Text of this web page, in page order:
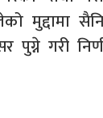
मुद्दामा
गरी